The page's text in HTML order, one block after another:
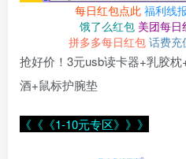
每日红包点此 福利线
饿了么红包 美团每日
拼多多每日红包 话费充
抢好价！3元usb读卡器+乳胶
酒+鼠标护腕垫
《《《1-10元专区》》》